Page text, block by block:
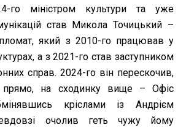
го міністром культури та уже
став Микола Точицький –
який з 2010-го працював у
а з 2021-го став заступником
справ. 2024-го він перескочив,
прямо, на сходинку вище – Офіс
кріслами із Андрієм
очолив геть чужу йому